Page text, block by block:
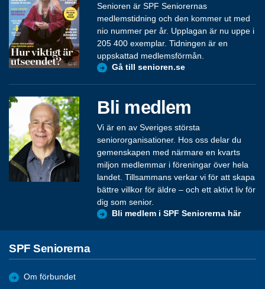
Senioren är SPF Seniorernas
medlemstidning och den kommer ut med
nio nummer per år. Upplagan är nu uppe i
205 400 exemplar. Tidningen är en
uppskattad medlemsförmån.
Gå till senioren.se
Bli medlem
Vi är en av Sveriges största
seniororganisationer. Hos oss delar du
gemenskapen med närmare en kvarts
miljon medlemmar i föreningar över hela
landet. Tillsammans verkar vi för att skapa
bättre villkor för äldre – och ett aktivt liv för
dig som senior.
Bli medlem i SPF Seniorerna här
SPF Seniorerna
Om förbundet